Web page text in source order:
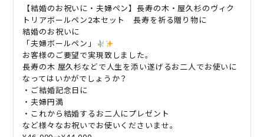
屋
久
杉
の
ヴ
ィ
ク
リ
ア
【結婚のお祝いに・夫婦ペン】長寿の木・屋久杉のヴィク
トリアボールペン2本セット 長寿を祈る贈り物に
結婚のお祝いに
「夫婦ボールペン」
お客様のご要望で実現致しました。
長寿の木 屋久杉などで人生を添い遂げるお二人でお使いに
なってはいかがでしょうか？
・ご結婚記念日に
・夫婦円満
・これから結婚するお二人にプレゼント
など様々なお祝いでお使いくださいませ。